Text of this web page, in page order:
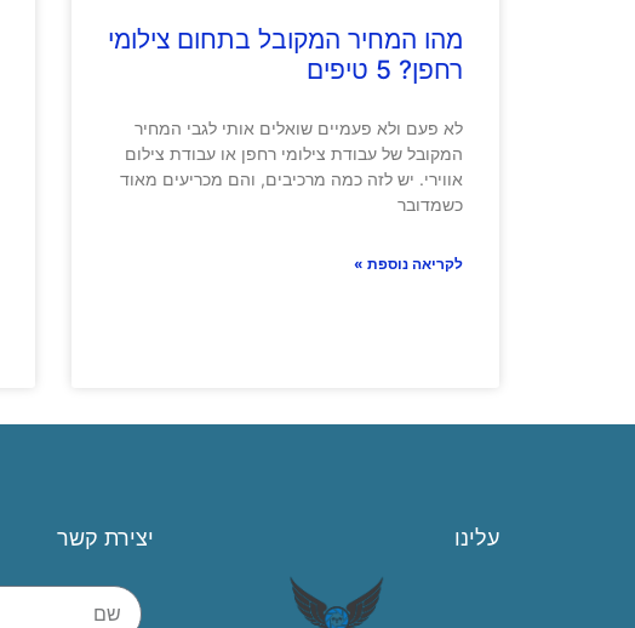
מהו המחיר המקובל בתחום צילומי
רחפן? 5 טיפים
לא פעם ולא פעמיים שואלים אותי לגבי המחיר
המקובל של עבודת צילומי רחפן או עבודת צילום
אווירי. יש לזה כמה מרכיבים, והם מכריעים מאוד
כשמדובר
לקריאה נוספת »
עלינו יצירת קשר